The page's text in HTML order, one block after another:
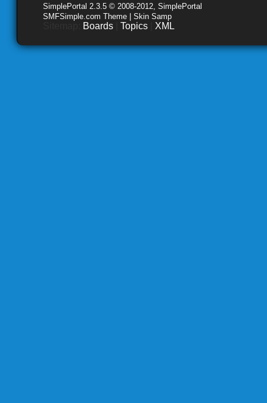
SimplePortal 2.3.5 © 2008-2012, SimplePortal
SMFSimple.com Theme | Skin Samp
Boards Topics XML